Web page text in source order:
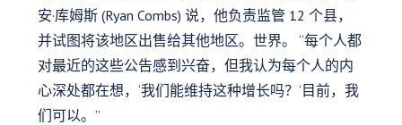
安·库姆斯 (Ryan Combs) 说，他负责监管 12 个县，
并试图将该地区出售给其他地区。世界。 “每个人都
对最近的这些公告感到兴奋，但我认为每个人的内
心深处都在想，‘我们能维持这种增长吗？’目前，我
们可以。”